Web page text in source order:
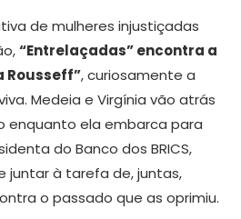
de mulheres injustiçadas
“Entrelaçadas” encontra a
Rousseff”, curiosamente a
Medeia e Virgínia vão atrás
enquanto ela embarca para
do Banco dos BRICS,
juntar à tarefa de, juntas,
o passado que as oprimiu.